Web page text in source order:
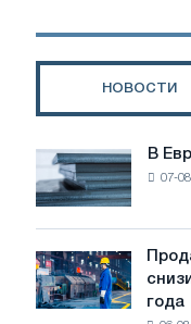
октябре
НОВОСТИ
Европе
выживут
только
ЭДП:
PwC
В
07-
Продажи
автомобилей
в
года